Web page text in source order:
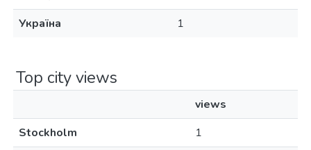
Україна
1
Top city views
views
Stockholm
1